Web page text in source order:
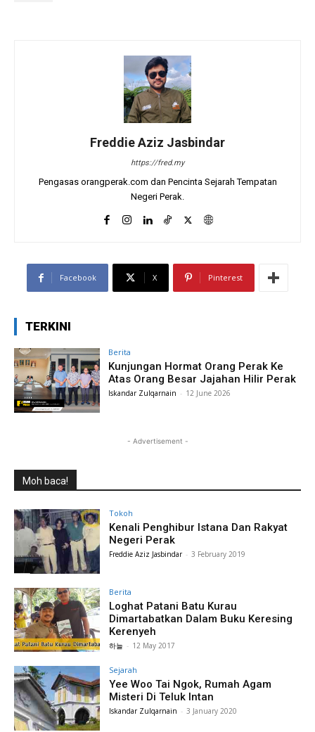
Freddie Aziz Jasbindar
https://fred.my
Pengasas orangperak.com dan Pencinta Sejarah Tempatan
Negeri Perak.
Facebook X Pinterest
TERKINI
Berita
Kunjungan Hormat Orang Perak Ke
Atas Orang Besar Jajahan Hilir Perak
Iskandar Zulqarnain - 12 June 2026
- Advertisement -
Moh baca!
Tokoh
Kenali Penghibur Istana Dan Rakyat
Negeri Perak
Freddie Aziz Jasbindar - 3 February 2019
Berita
Loghat Patani Batu Kurau
Dimartabatkan Dalam Buku Keresing
Kerenyeh
하늘 - 12 May 2017
Sejarah
Yee Woo Tai Ngok, Rumah Agam
Misteri Di Teluk Intan
Iskandar Zulqarnain - 3 January 2020